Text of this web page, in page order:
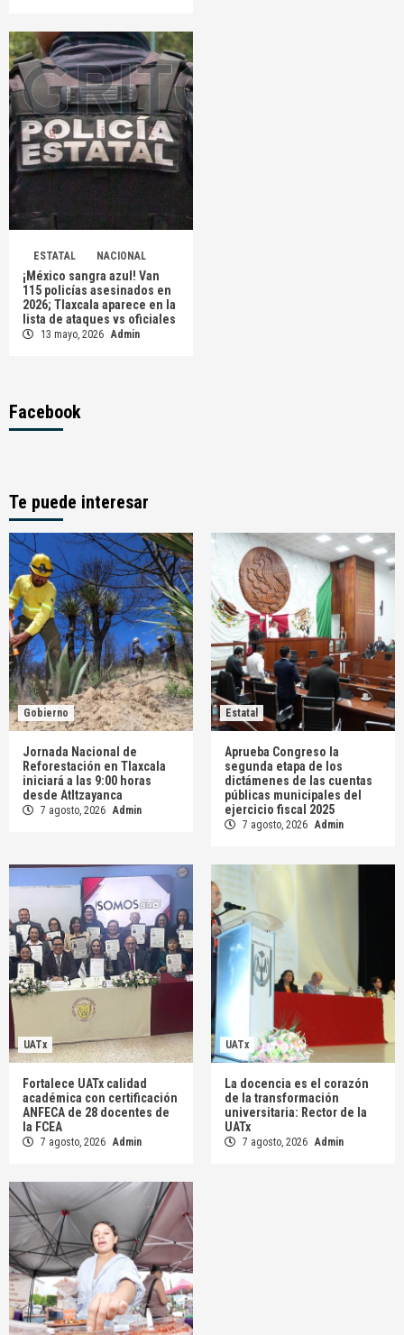
ESTATAL NACIONAL
¡México sangra azul! Van
115 policías asesinados en
2026; Tlaxcala aparece en la
lista de ataques vs oficiales
13 mayo, 2026 Admin
Facebook
Te puede interesar
Gobierno
Jornada Nacional de
Reforestación en Tlaxcala
iniciará a las 9:00 horas
desde Atltzayanca
7 agosto, 2026 Admin
Estatal
Aprueba Congreso la
segunda etapa de los
dictámenes de las cuentas
públicas municipales del
ejercicio fiscal 2025
7 agosto, 2026 Admin
UATx
Fortalece UATx calidad
académica con certificación
ANFECA de 28 docentes de
la FCEA
7 agosto, 2026 Admin
UATx
La docencia es el corazón
de la transformación
universitaria: Rector de la
UATx
7 agosto, 2026 Admin